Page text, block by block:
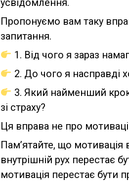
Пропонуємо вам таку
запитання.
1. Від чого я зараз
2. До чого я насправді
3. Який найменший
зі страху?
Ця вправа не про
Пам’ятайте, що мотивація
внутрішній рух перестає
мотивація перестає бути